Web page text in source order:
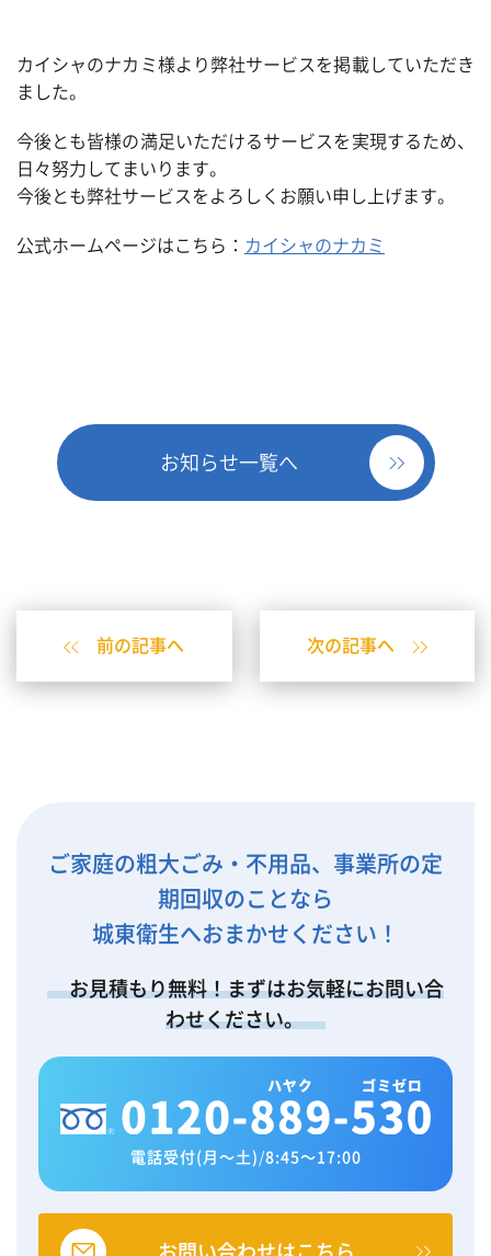
カイシャのナカミ様より弊社サービスを掲載していただき
ました。
今後とも皆様の満足いただけるサービスを実現するため、
日々努力してまいります。
今後とも弊社サービスをよろしくお願い申し上げます。
公式ホームページはこちら： カイシャのナカミ
お知らせ一覧へ
前の記事へ 次の記事へ
ご家庭の粗大ごみ・不用品、事業所の定
期回収のことなら
城東衛生へおまかせください！
お見積もり無料！まずはお気軽にお問い合
わせください。
電話受付(月～土) /8:45～17:00
お問い合わせはこちら